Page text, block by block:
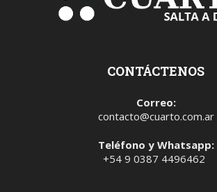
CONTÁCTENOS
Correo:
contacto@cuarto.com.ar
Teléfono y Whatsapp:
+54 9 0387 4496462